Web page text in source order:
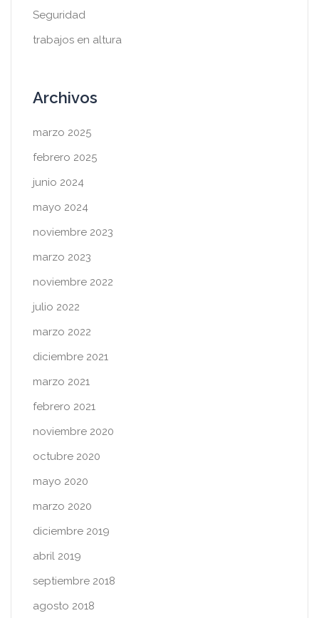
Seguridad
trabajos en altura
Archivos
marzo 2025
febrero 2025
junio 2024
mayo 2024
noviembre 2023
marzo 2023
noviembre 2022
julio 2022
marzo 2022
diciembre 2021
marzo 2021
febrero 2021
noviembre 2020
octubre 2020
mayo 2020
marzo 2020
diciembre 2019
abril 2019
septiembre 2018
agosto 2018